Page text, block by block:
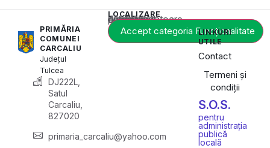
PRIMĂRIA
COMUNEI
CARCALIU
Județul
Tulcea
DJ222L,
Satul
Carcaliu,
827020
primaria_carcaliu@yahoo.com
LOCALIZARE
Acest conținut este blocat până când acceptați categoria corespunzătoare de cookie-uri.
Accept categoria Funcționalitate
LINKURI
UTILE
Contact
Termeni și
condiții
S.O.S.
pentru
administrația
publică
locală